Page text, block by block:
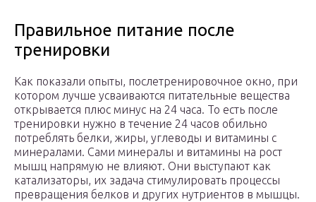
Правильное питание после
тренировки
Как показали опыты, послетренировочное окно, при
котором лучше усваиваются питательные вещества
открывается плюс минус на 24 часа. То есть после
тренировки нужно в течение 24 часов обильно
потреблять белки, жиры, углеводы и витамины с
минералами. Сами минералы и витамины на рост
мышц напрямую не влияют. Они выступают как
катализаторы, их задача стимулировать процессы
превращения белков и других нутриентов в мышцы.